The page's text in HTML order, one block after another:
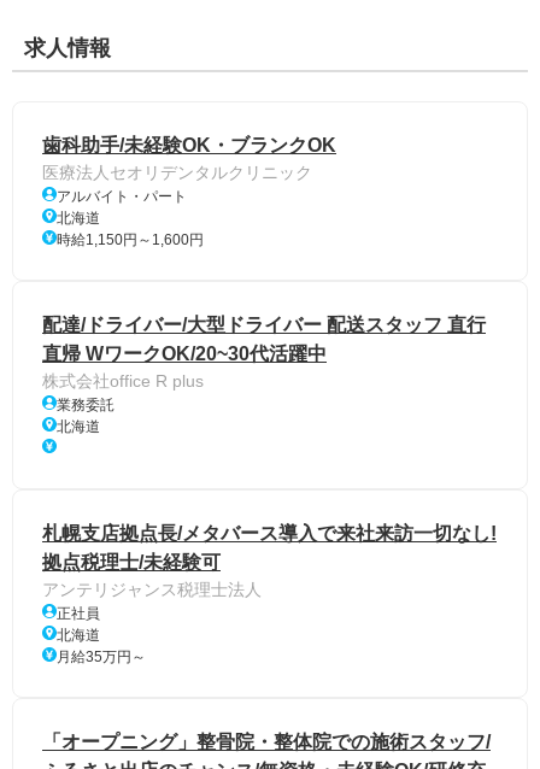
求人情報
歯科助手/未経験OK・ブランクOK
医療法人セオリデンタルクリニック
アルバイト・パート
北海道
時給1,150円～1,600円
配達/ドライバー/大型ドライバー 配送スタッフ 直行
直帰 WワークOK/20~30代活躍中
株式会社office R plus
業務委託
北海道
札幌支店拠点長/メタバース導入で来社来訪一切なし!
拠点税理士/未経験可
アンテリジャンス税理士法人
正社員
北海道
月給35万円～
「オープニング」整骨院・整体院での施術スタッフ/